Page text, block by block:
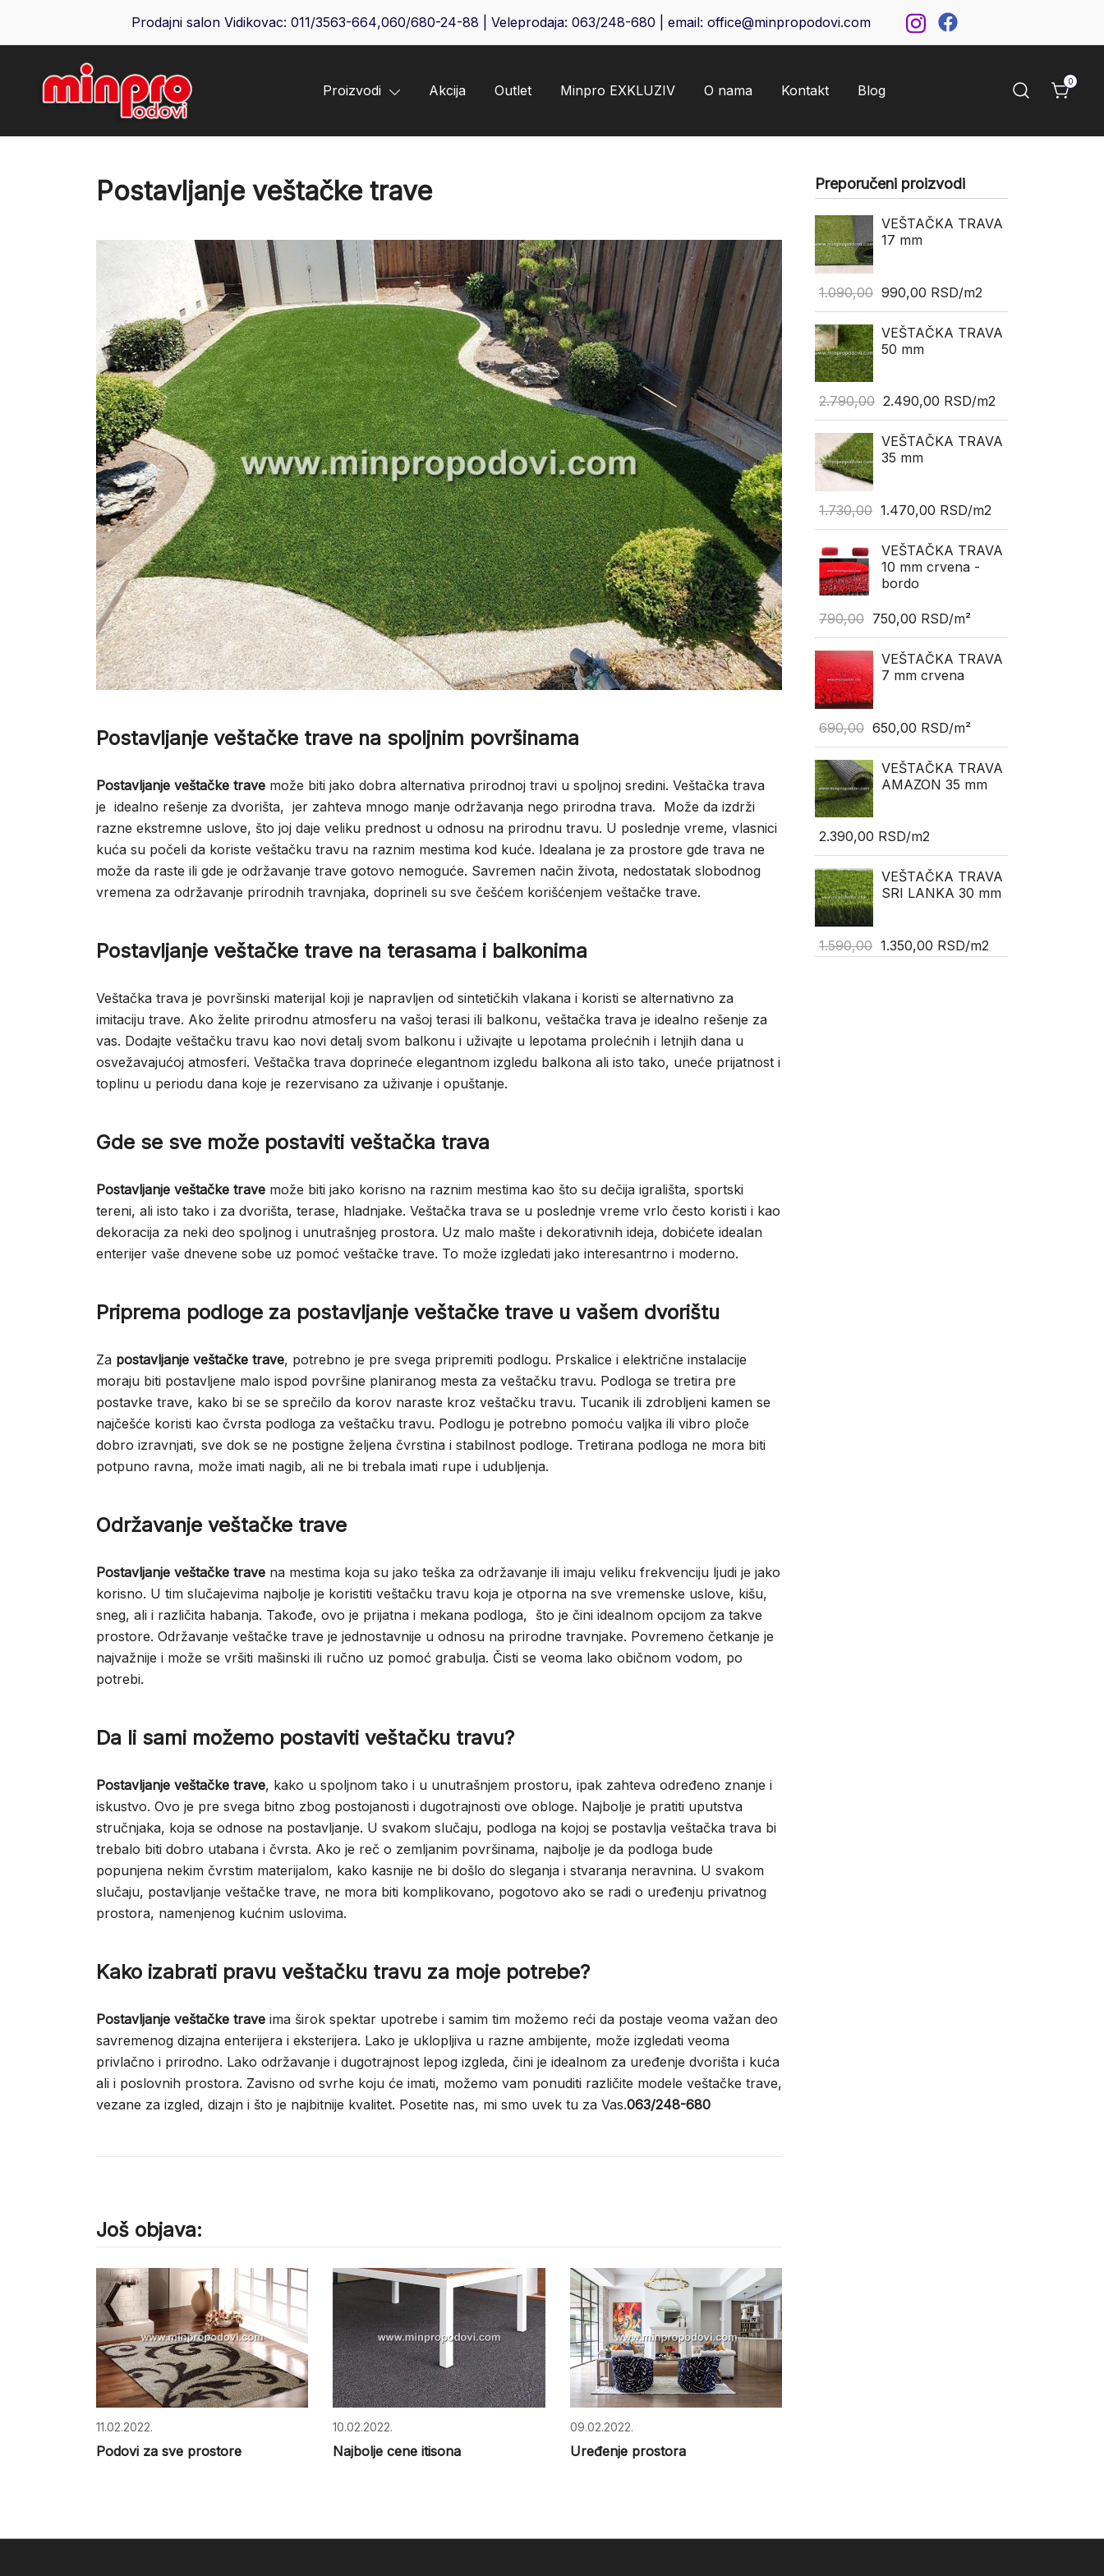
Prodajni salon Vidikovac: 011/3563-664,060/680-24-88 | Veleprodaja: 063/248-680 | email: office@minpropodovi.com
Minpro podovi
Proizvodi Akcija Outlet Minpro EXKLUZIV O nama Kontakt Blog
0
Postavljanje veštačke trave
Postavljanje veštačke trave na spoljnim površinama
Postavljanje veštačke trave može biti jako dobra alternativa prirodnoj travi u spoljnoj sredini. Veštačka trava
je idealno rešenje za dvorišta, jer zahteva mnogo manje održavanja nego prirodna trava. Može da izdrži
razne ekstremne uslove, što joj daje veliku prednost u odnosu na prirodnu travu. U poslednje vreme, vlasnici
kuća su počeli da koriste veštačku travu na raznim mestima kod kuće. Idealana je za prostore gde trava ne
može da raste ili gde je održavanje trave gotovo nemoguće. Savremen način života, nedostatak slobodnog
vremena za održavanje prirodnih travnjaka, doprineli su sve češćem korišćenjem veštačke trave.
Postavljanje veštačke trave na terasama i balkonima
Veštačka trava je površinski materijal koji je napravljen od sintetičkih vlakana i koristi se alternativno za
imitaciju trave. Ako želite prirodnu atmosferu na vašoj terasi ili balkonu, veštačka trava je idealno rešenje za
vas. Dodajte veštačku travu kao novi detalj svom balkonu i uživajte u lepotama prolećnih i letnjih dana u
osvežavajućoj atmosferi. Veštačka trava doprineće elegantnom izgledu balkona ali isto tako, uneće prijatnost i
toplinu u periodu dana koje je rezervisano za uživanje i opuštanje.
Gde se sve može postaviti veštačka trava
Postavljanje veštačke trave može biti jako korisno na raznim mestima kao što su dečija igrališta, sportski
tereni, ali isto tako i za dvorišta, terase, hladnjake. Veštačka trava se u poslednje vreme vrlo često koristi i kao
dekoracija za neki deo spoljnog i unutrašnjeg prostora. Uz malo mašte i dekorativnih ideja, dobićete idealan
enterijer vaše dnevene sobe uz pomoć veštačke trave. To može izgledati jako interesantrno i moderno.
Priprema podloge za postavljanje veštačke trave u vašem dvorištu
Za postavljanje veštačke trave, potrebno je pre svega pripremiti podlogu. Prskalice i električne instalacije
moraju biti postavljene malo ispod površine planiranog mesta za veštačku travu. Podloga se tretira pre
postavke trave, kako bi se se sprečilo da korov naraste kroz veštačku travu. Tucanik ili zdrobljeni kamen se
najčešće koristi kao čvrsta podloga za veštačku travu. Podlogu je potrebno pomoću valjka ili vibro ploče
dobro izravnjati, sve dok se ne postigne željena čvrstina i stabilnost podloge. Tretirana podloga ne mora biti
potpuno ravna, može imati nagib, ali ne bi trebala imati rupe i udubljenja.
Održavanje veštačke trave
Postavljanje veštačke trave na mestima koja su jako teška za održavanje ili imaju veliku frekvenciju ljudi je jako
korisno. U tim slučajevima najbolje je koristiti veštačku travu koja je otporna na sve vremenske uslove, kišu,
sneg, ali i različita habanja. Takođe, ovo je prijatna i mekana podloga, što je čini idealnom opcijom za takve
prostore. Održavanje veštačke trave je jednostavnije u odnosu na prirodne travnjake. Povremeno četkanje je
najvažnije i može se vršiti mašinski ili ručno uz pomoć grabulja. Čisti se veoma lako običnom vodom, po
potrebi.
Da li sami možemo postaviti veštačku travu?
Postavljanje veštačke trave, kako u spoljnom tako i u unutrašnjem prostoru, ipak zahteva određeno znanje i
iskustvo. Ovo je pre svega bitno zbog postojanosti i dugotrajnosti ove obloge. Najbolje je pratiti uputstva
stručnjaka, koja se odnose na postavljanje. U svakom slučaju, podloga na kojoj se postavlja veštačka trava bi
trebalo biti dobro utabana i čvrsta. Ako je reč o zemljanim površinama, najbolje je da podloga bude
popunjena nekim čvrstim materijalom, kako kasnije ne bi došlo do sleganja i stvaranja neravnina. U svakom
slučaju, postavljanje veštačke trave, ne mora biti komplikovano, pogotovo ako se radi o uređenju privatnog
prostora, namenjenog kućnim uslovima.
Kako izabrati pravu veštačku travu za moje potrebe?
Postavljanje veštačke trave ima širok spektar upotrebe i samim tim možemo reći da postaje veoma važan deo
savremenog dizajna enterijera i eksterijera. Lako je uklopljiva u razne ambijente, može izgledati veoma
privlačno i prirodno. Lako održavanje i dugotrajnost lepog izgleda, čini je idealnom za uređenje dvorišta i kuća
ali i poslovnih prostora. Zavisno od svrhe koju će imati, možemo vam ponuditi različite modele veštačke trave,
vezane za izgled, dizajn i što je najbitnije kvalitet. Posetite nas, mi smo uvek tu za Vas.063/248-680
Još objava:
11.02.2022.
Podovi za sve prostore
10.02.2022.
Najbolje cene itisona
09.02.2022.
Uređenje prostora
Preporučeni proizvodi
VEŠTAČKA TRAVA
17 mm
1.090,00 990,00 RSD/m2
VEŠTAČKA TRAVA
50 mm
2.790,00 2.490,00 RSD/m2
VEŠTAČKA TRAVA
35 mm
1.730,00 1.470,00 RSD/m2
VEŠTAČKA TRAVA
10 mm crvena -
bordo
790,00 750,00 RSD/m²
VEŠTAČKA TRAVA
7 mm crvena
690,00 650,00 RSD/m²
VEŠTAČKA TRAVA
AMAZON 35 mm
2.390,00 RSD/m2
VEŠTAČKA TRAVA
SRI LANKA 30 mm
1.590,00 1.350,00 RSD/m2